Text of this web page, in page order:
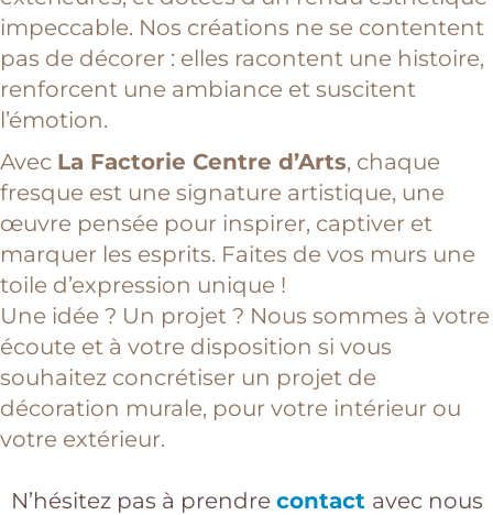
impeccable. Nos créations ne se contentent
pas de décorer : elles racontent une histoire,
renforcent une ambiance et suscitent
l’émotion.
Avec La Factorie Centre d’Arts, chaque
fresque est une signature artistique, une
œuvre pensée pour inspirer, captiver et
marquer les esprits. Faites de vos murs une
toile d’expression unique !
Une idée ? Un projet ? Nous sommes à votre
écoute et à votre disposition si vous
souhaitez concrétiser un projet de
décoration murale, pour votre intérieur ou
votre extérieur.
N’hésitez pas à prendre contact avec nous